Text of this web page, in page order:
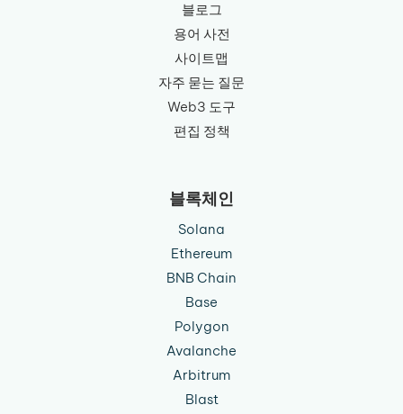
블로그
용어 사전
사이트맵
자주 묻는 질문
Web3 도구
편집 정책
블록체인
Solana
Ethereum
BNB Chain
Base
Polygon
Avalanche
Arbitrum
Blast